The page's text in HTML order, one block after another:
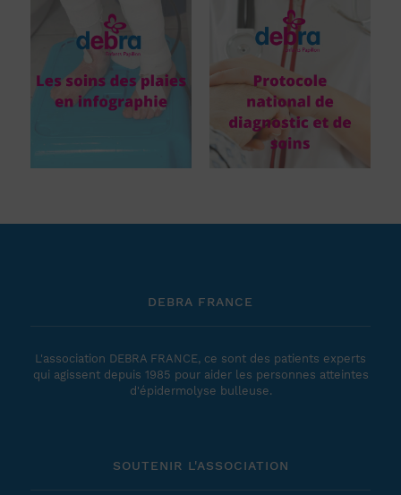
DEBRA FRANCE
L'association DEBRA FRANCE, ce sont des patients experts
qui agissent depuis 1985 pour aider les personnes atteintes
d'épidermolyse bulleuse.
SOUTENIR L'ASSOCIATION